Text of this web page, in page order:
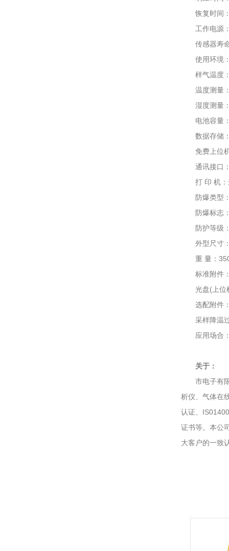
恢复时间
工作电源：
传感器寿命
使用环境：
样气温度：-
温度测量：
湿度测量：
电池容量：
数据存储：
免费上位机
通讯接口：
打 印 机：
防爆类型：
防爆标志：
防护等级：
外型尺寸：
重 量：
标准附件：
光盘(上位机
选配附件：
采样降温过
应用场合：
关于：
市电子有限
析仪、气体在
认证、
证书等。本公
大客户的一致